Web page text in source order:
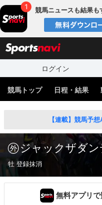
競馬ニュースも結果も
ログイン
競馬トップ 日程・結果
【連載】競馬予
ジャックザダ
牡 登録抹消
無料アプリ